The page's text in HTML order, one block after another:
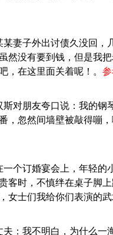
某妻子外出讨债久没回，
然没有要到钱，但是我
，在这里面关着呢！。
斯对朋友夸口说：我的
，忽然间墙壁被敲得嘣
一个订婚宴会上，年轻
客时，不慎绊在桌子脚
女士们我给你们表演的武
夫：我不明白，为什么